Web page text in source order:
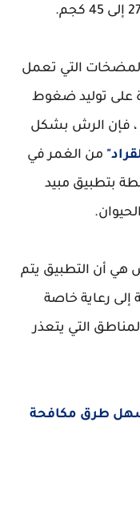
التي تعمل
على توليد ضغوط
ومع ذلك ، فإن الرش بشكل
من الغمر في
بتطبيق مبيد
هي أن التطبيق يتم
رعاية خاصة
التي يتعذر
طرق مكافحة